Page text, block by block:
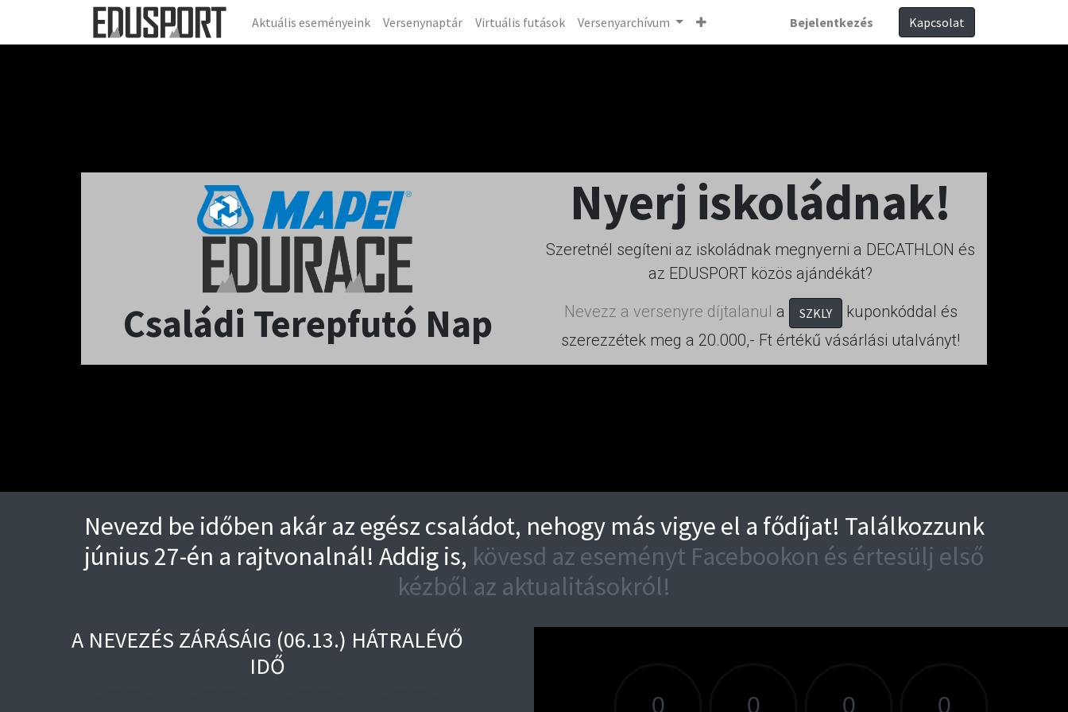
Aktuális eseményeink Versenynaptár Virtuális futások Versenyarchívum Bejelentkezés Kapcsolat
Családi Terepfutó Nap
Nyerj iskoládnak!
Szeretnél segíteni az iskoládnak megnyerni a DECATHLON és
az EDUSPORT közös ajándékát?
Nevezz a versenyre díjtalanul a SZKLY
kuponkóddal és
szerezzétek meg a 20.000,- Ft értékű vásárlási utalványt!
Nevezd be időben akár az egész családot, nehogy más vigye el a fődíjat! Találkozzunk
június 27-én a rajtvonalnál! Addig is, kövesd az eseményt Facebookon és értesülj első
kézből az aktualitásokról!
A NEVEZÉS ZÁRÁSÁIG (06.13.) HÁTRALÉVŐ
IDŐ